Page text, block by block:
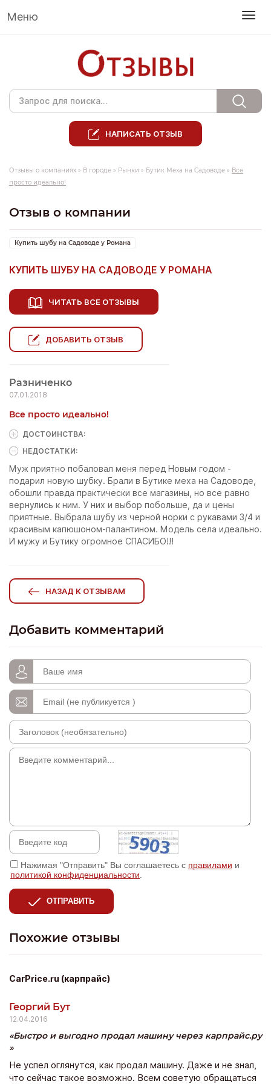
Меню
НАПИСАТЬ ОТЗЫВ
Отзывы о компаниях » В городе » Рынки » Бутик Меха на Садоводе » Все
просто идеально!
Отзыв о компании
Купить шубу на Садоводе у Романа
КУПИТЬ ШУБУ НА САДОВОДЕ У РОМАНА
ЧИТАТЬ ВСЕ ОТЗЫВЫ
ДОБАВИТЬ ОТЗЫВ
Разниченко
07.01.2018
Все просто идеально!
ДОСТОИНCТВА:
НЕДОСТАТКИ:
Муж приятно побаловал меня перед Новым годом -
подарил новую шубку. Брали в Бутике меха на Садоводе,
обошли правда практически все магазины, но все равно
вернулись к ним. У них и выбор побольше, да и цены
приятные. Выбрала шубу из черной норки с рукавами 3/4 и
красивым капюшоном-палантином. Модель села идеально.
И мужу и Бутику огромное СПАСИБО!!!
НАЗАД К ОТЗЫВАМ
Добавить комментарий
Нажимая "Отправить" Вы соглашаетесь с правилами и
политикой конфиденциальности
ОТПРАВИТЬ
Похожие отзывы
CarPrice.ru (карпрайс)
Георгий Бут
12.04.2016
Быстро и выгодно продал машину через карпрайс.ру
Не успел оглянутся, как продал машину. Даже и не знал,
что сейчас такое возможно. Всем советую обращаться